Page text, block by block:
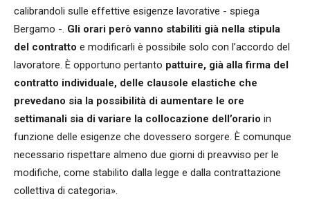
calibrandoli sulle effettive esigenze lavorative - spiega
Bergamo -. Gli orari però vanno stabiliti già nella stipula
del contratto e modificarli è possibile solo con l’accordo del
lavoratore. È opportuno pertanto pattuire, già alla firma del
contratto individuale, delle clausole elastiche che
prevedano sia la possibilità di aumentare le ore
settimanali sia di variare la collocazione dell’orario in
funzione delle esigenze che dovessero sorgere. È comunque
necessario rispettare almeno due giorni di preavviso per le
modifiche, come stabilito dalla legge e dalla contrattazione
collettiva di categoria».